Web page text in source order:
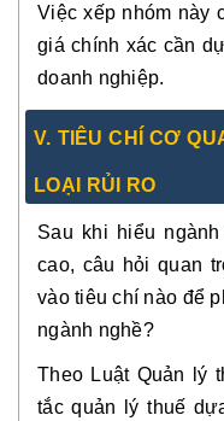
Việc xếp nhóm này
giá chính xác cần
doanh nghiệp.
V. TIÊU CHÍ CƠ
LOẠI RỦI RO
Sau khi hiểu
cao, câu hỏi quan
vào tiêu chí nào để
ngành nghề?
Theo Luật Quản lý
tắc quản lý thuế